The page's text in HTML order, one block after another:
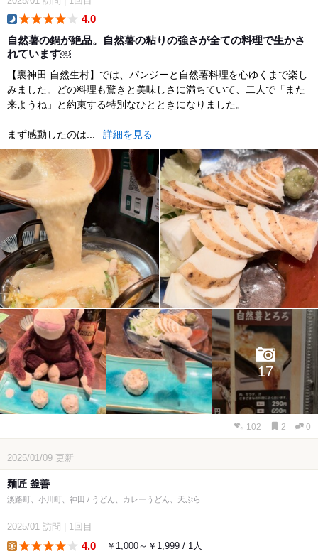
4.0
自然薯の鍋が絶品。自然薯の粘りの強さが全ての料理で生かさ
れています￼
【裏神田 自然生村】では、パンジーと自然薯料理を心ゆくまで楽し
みました。どの料理も驚きと美味しさに満ちていて、二人で「また
来ようね」と約束する特別なひとときになりました。
まず感動したのは... 詳細を見る
17
102 2 0
2025/01/09 更新
麺匠 釜善
淡路町、小川町、神田 / うどん、カレーうどん、天ぷら
2025/01 訪問 1回目
4.0 ￥1,000～￥1,999 / 1人